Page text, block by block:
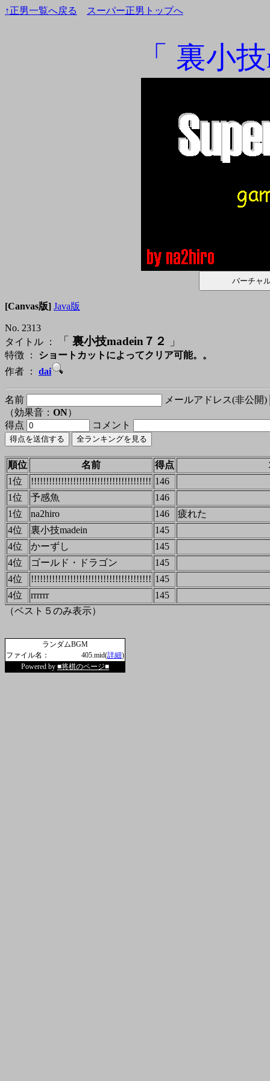
↑正男一覧へ戻る スーパー正男トップへ
「 裏小
[Canvas版] Java版
No. 2313
タイトル ：
「 裏小技madein７２ 」
特徴 ： ショートカットによってクリア可能。。
作者 ： dai
名前
メールアドレス(非公開)
（効果音： ON）
得点
コメント
順位 名前 得点
1位
!!!!!!!!!!!!!!!!!!!!!!!!!!!!!!!!!!!!!!!! 146
1位
予感魚
146
1位
na2hiro 146
疲れた
4位
裏小技madein
145
4位
かーずし
145
4位
ゴールド・ドラゴン
145
4位
!!!!!!!!!!!!!!!!!!!!!!!!!!!!!!!!!!!!!!!! 145
4位
rrrrrr
145
（ベスト５のみ表示）
ランダムBGM
ファイル名：
405.mid(詳細)
Powered by ■将棋のページ■